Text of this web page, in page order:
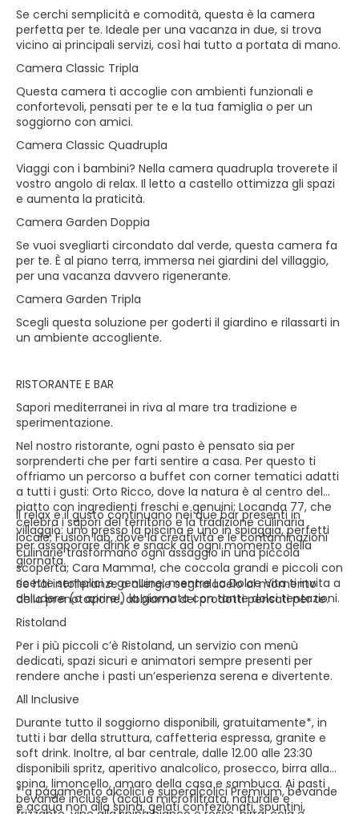
Se cerchi semplicità e comodità, questa è la camera
perfetta per te. Ideale per una vacanza in due, si trova
vicino ai principali servizi, così hai tutto a portata di mano.
Camera Classic Tripla
Questa camera ti accoglie con ambienti funzionali e
confortevoli, pensati per te e la tua famiglia o per un
soggiorno con amici.
Camera Classic Quadrupla
Viaggi con i bambini? Nella camera quadrupla troverete il
vostro angolo di relax. Il letto a castello ottimizza gli spazi
e aumenta la praticità.
Camera Garden Doppia
Se vuoi svegliarti circondato dal verde, questa camera fa
per te. È al piano terra, immersa nei giardini del villaggio,
per una vacanza davvero rigenerante.
Camera Garden Tripla
Scegli questa soluzione per goderti il giardino e rilassarti in
un ambiente accogliente.
RISTORANTE E BAR
Sapori mediterranei in riva al mare tra tradizione e
sperimentazione.
Nel nostro ristorante, ogni pasto è pensato sia per
sorprenderti che per farti sentire a casa. Per questo ti
offriamo un percorso a buffet con corner tematici adatti
a tutti i gusti: Orto Ricco, dove la natura è al centro del
piatto con ingredienti freschi e genuini; Locanda 77, che
celebra i sapori del territorio e la tradizione culinaria
locale; Fusion lab, dove la creatività e le contaminazioni
culinarie trasformano ogni assaggio in una piccola
scoperta; Cara Mamma!, che coccola grandi e piccoli con
ricette semplici e genuine; mentre La Dolce Vita ti invita a
chiudere (o aprire!) la giornata con tante dolci tentazioni.
Il relax e il gusto continuano nei due bar presenti in
villaggio: uno presso la piscina e uno in spiaggia, perfetti
per assaporare drink e snack ad ogni momento della
giornata.
Se hai intolleranze o allergie segnalacelo al momento
della prenotazione, abbiamo dei prodotti pensati per te.
Ristoland
Per i più piccoli c’è Ristoland, un servizio con menù
dedicati, spazi sicuri e animatori sempre presenti per
rendere anche i pasti un’esperienza serena e divertente.
All Inclusive
Durante tutto il soggiorno disponibili, gratuitamente*, in
tutti i bar della struttura, caffetteria espressa, granite e
soft drink. Inoltre, al bar centrale, dalle 12.00 alle 23:30
disponibili spritz, aperitivo analcolico, prosecco, birra alla
spina, limoncello, amaro della casa e sambuca. Ai pasti
bevande incluse (acqua microfiltrata, naturale e
* a pagamento alcolici e superalcolici Premium, bevande
e acqua non alla spina, gelati confezionati, spuntini,